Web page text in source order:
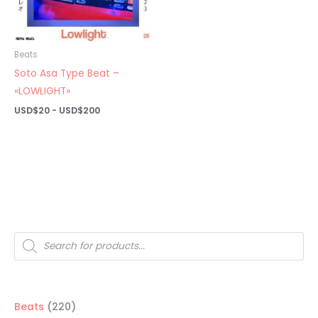
Búsqueda
de
productos
Beats 220220
Beats
Soto Asa Type Beat –
«LOWLIGHT»
USD$20 - USD$200Rango